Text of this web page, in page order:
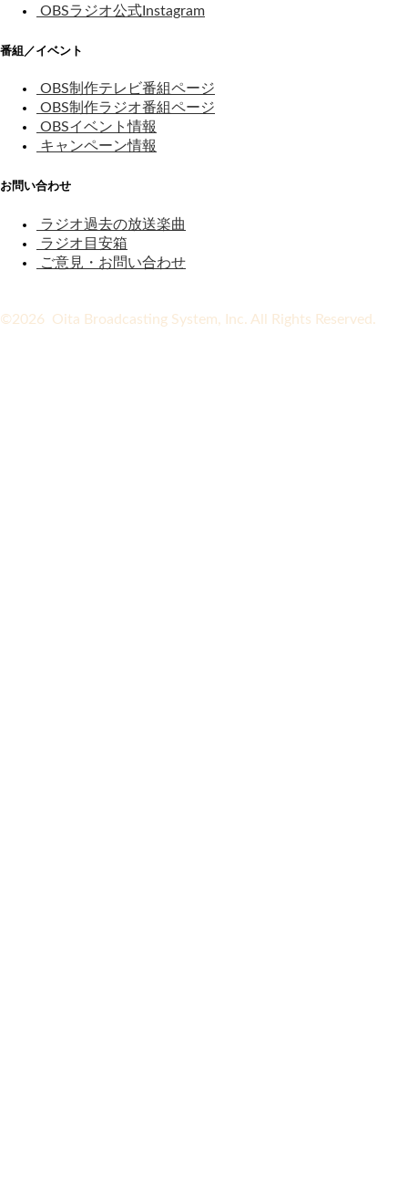
OBSラジオ公式Instagram
番組／イベント
OBS制作テレビ番組ページ
OBS制作ラジオ番組ページ
OBSイベント情報
キャンペーン情報
お問い合わせ
ラジオ過去の放送楽曲
ラジオ目安箱
ご意見・お問い合わせ
©2026 Oita Broadcasting System, Inc. All Rights Reserved.